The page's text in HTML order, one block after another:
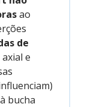
ao
de
e
bucha